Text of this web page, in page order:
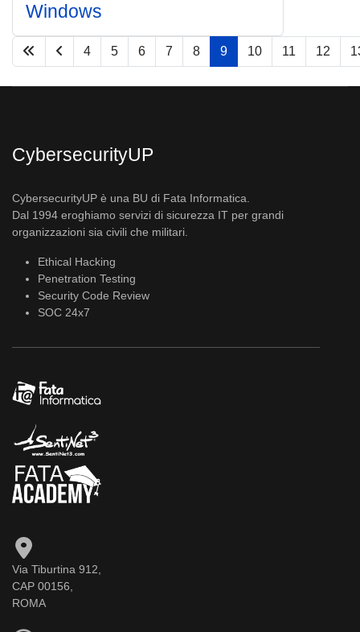
Windows
Pagina 9 di 36
4 5 6 7 8 9 10 11 12
CybersecurityUP
CybersecurityUP è una BU di Fata Informatica.
Dal 1994 eroghiamo servizi di sicurezza IT per grandi
organizzazioni sia civili che militari.
Ethical Hacking
Penetration Testing
Security Code Review
SOC 24x7
Via Tiburtina 912,
CAP 00156,
ROMA